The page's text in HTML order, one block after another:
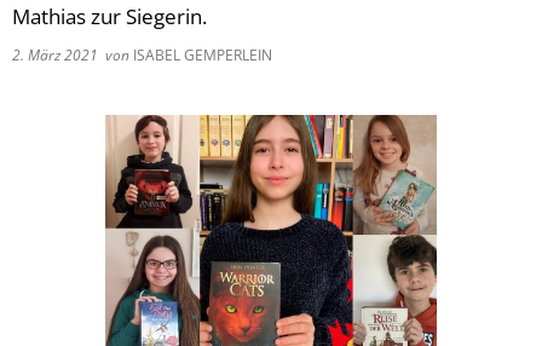
Mathias zur Siegerin.
2. März 2021 von ISABEL GEMPERLEIN